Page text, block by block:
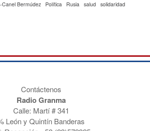
Canel Bermúdez Política Rusia salud solidaridad
Contáctenos
Radio Granma
Calle: Martí # 341
León y Quintín Banderas